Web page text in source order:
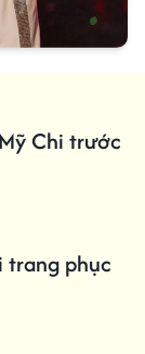
Chi trước
trang phục